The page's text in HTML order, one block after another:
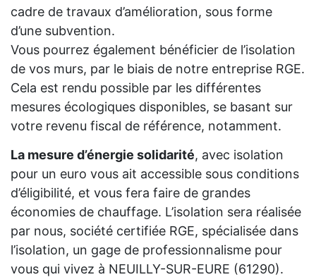
cadre de travaux d’amélioration, sous forme
d’une subvention.
Vous pourrez également bénéficier de l’isolation
de vos murs, par le biais de notre entreprise RGE.
Cela est rendu possible par les différentes
mesures écologiques disponibles, se basant sur
votre revenu fiscal de référence, notamment.
La mesure d’énergie solidarité, avec isolation
pour un euro vous ait accessible sous conditions
d’éligibilité, et vous fera faire de grandes
économies de chauffage. L’isolation sera réalisée
par nous, société certifiée RGE, spécialisée dans
l’isolation, un gage de professionnalisme pour
vous qui vivez à NEUILLY-SUR-EURE (61290).